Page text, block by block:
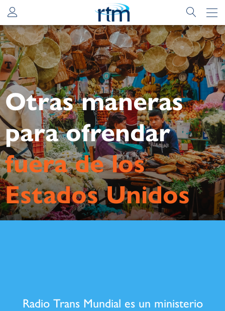
Otras maneras
para ofrendar
fuera de los
Estados Unidos
Radio Trans Mundial es un ministerio